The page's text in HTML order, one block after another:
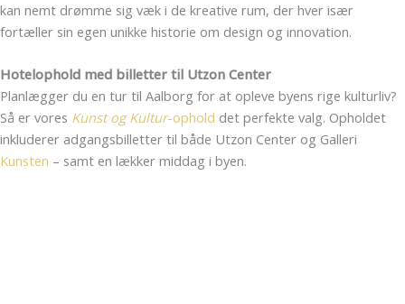
kan nemt drømme sig væk i de kreative rum, der hver især
fortæller sin egen unikke historie om design og innovation.
Hotelophold med billetter til Utzon Center
Planlægger du en tur til Aalborg for at opleve byens rige kulturliv?
Så er vores Kunst og Kultur-ophold det perfekte valg. Opholdet
inkluderer adgangsbilletter til både Utzon Center og Galleri
Kunsten – samt en lækker middag i byen.